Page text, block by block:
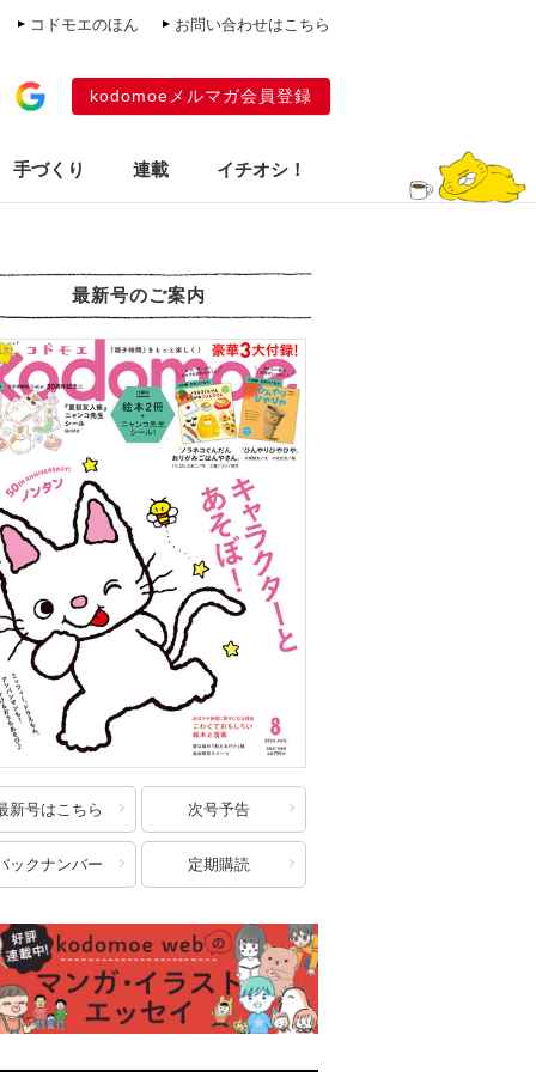
コドモエのほん お問い合わせはこちら
kodomoeメルマガ会員登録
手づくり 連載 イチオシ！
最新号のご案内
新号はこちら 次号予告
ックナンバー 定期購読